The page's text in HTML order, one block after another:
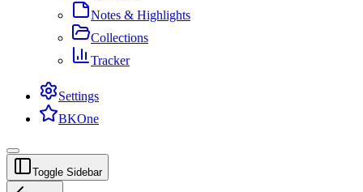
Notes & Highlights
Collections
Tracker
Settings
BKOne
Toggle Sidebar